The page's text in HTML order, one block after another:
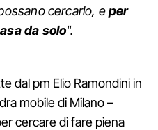
cercarlo, eper
da solo".
dal pm Elio Ramondini in
mobile di Milano –
cercare di fare piena